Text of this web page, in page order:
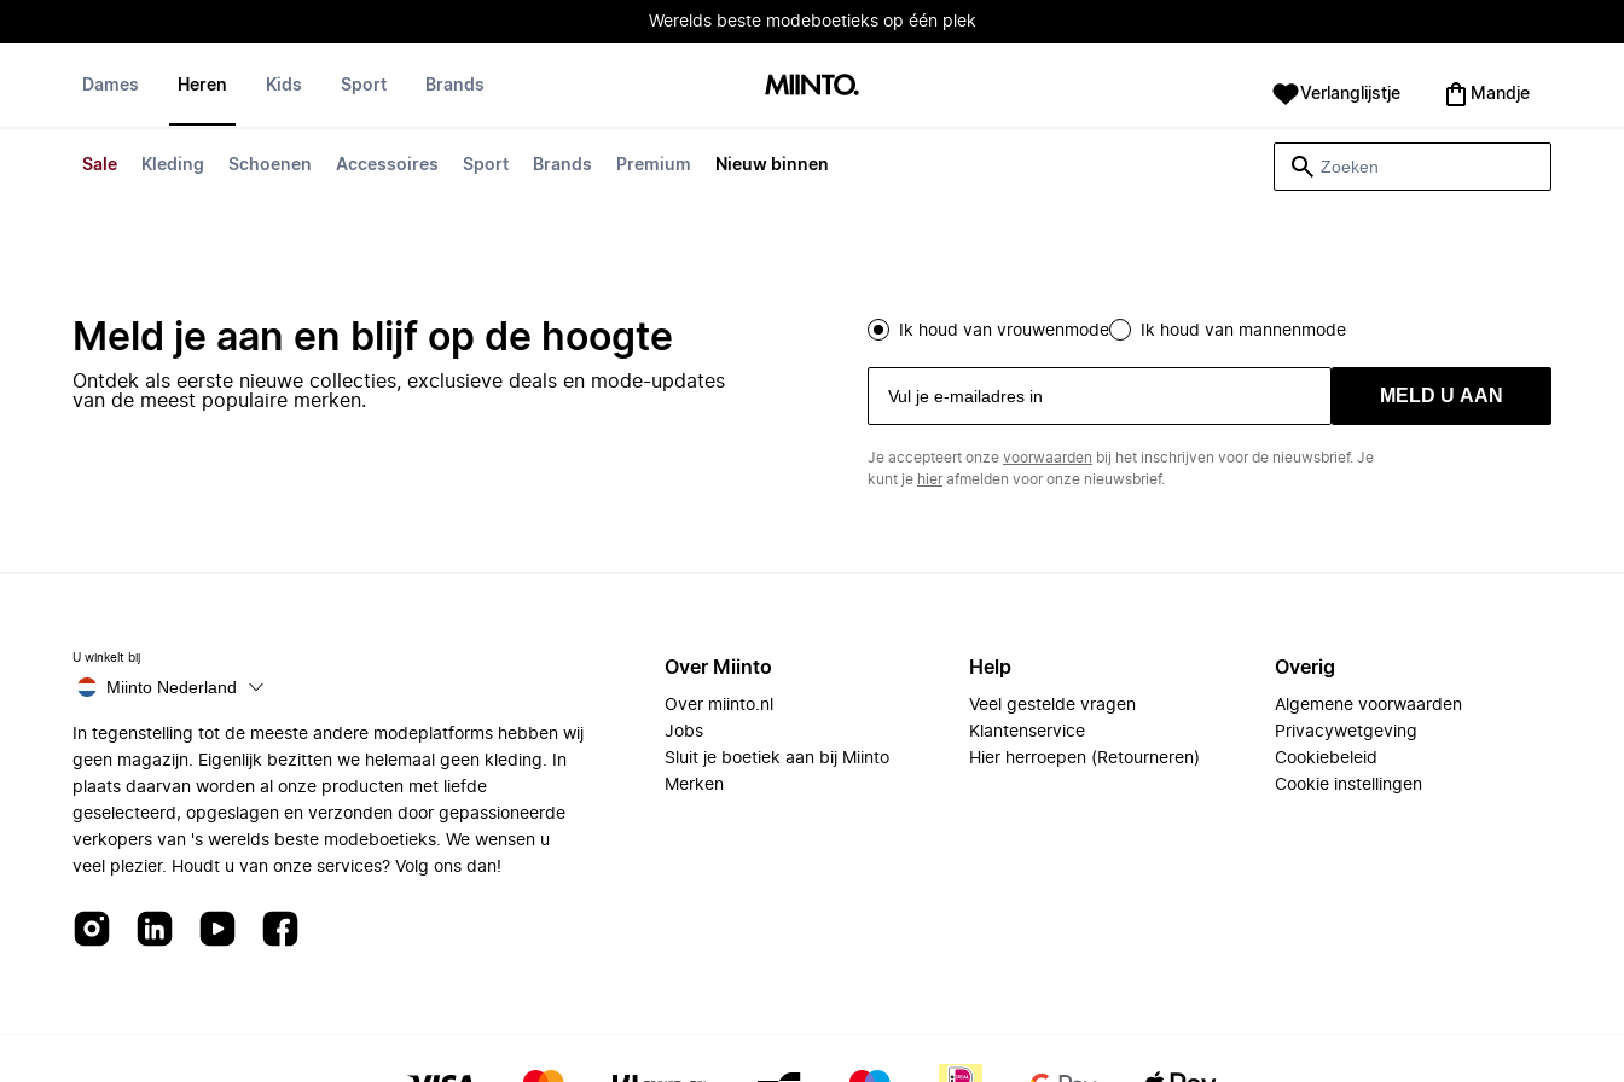
Werelds beste modeboetieks op één plek
Dames Heren
Sale Kleding Schoenen Accessoires Sport Brands Premium Nieuw binnen
Kids Sport Brands Verlanglijstje Mandje
Meld je aan en blijf op de hoogte
Ontdek als eerste nieuwe collecties, exclusieve deals en mode-updates
van de meest populaire merken.
Ik houd van vrouwenmode Ik houd van mannenmode
MELD U AAN
Je accepteert onze voorwaarden bij het inschrijven voor de nieuwsbrief. Je
kunt je hierafmelden voor onze nieuwsbrief.
U winkelt bij
Miinto Nederland
In tegenstelling tot de meeste andere modeplatforms hebben wij
geen magazijn. Eigenlijk bezitten we helemaal geen kleding. In
plaats daarvan worden al onze producten met liefde
geselecteerd, opgeslagen en verzonden door gepassioneerde
verkopers van 's werelds beste modeboetieks. We wensen u
veel plezier. Houdt u van onze services? Volg ons dan!
Over Miinto
Over miinto.nl
Jobs
Sluit je boetiek aan bij Miinto
Merken
Help
Veel gestelde vragen
Klantenservice
Hier herroepen (Retourneren)
Overig
Algemene voorwaarden
Privacywetgeving
Cookiebeleid
Cookie instellingen